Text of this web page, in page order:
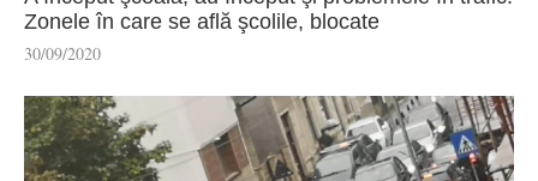
Zonele în care se află şcolile, blocate
30/09/2020